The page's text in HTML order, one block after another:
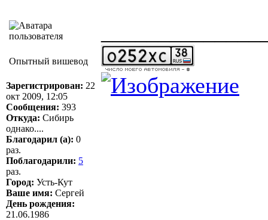
Опытный вишевод
Зарегистрирован: 22
окт 2009, 12:05
Сообщения: 393
Откуда: Сибирь
однако....
Благодарил (а): 0
раз.
Поблагодарили: 5
раз.
Город: Усть-Кут
Ваше имя: Сергей
День рождения:
21.06.1986